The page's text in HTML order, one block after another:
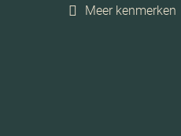
Meer kenmerken